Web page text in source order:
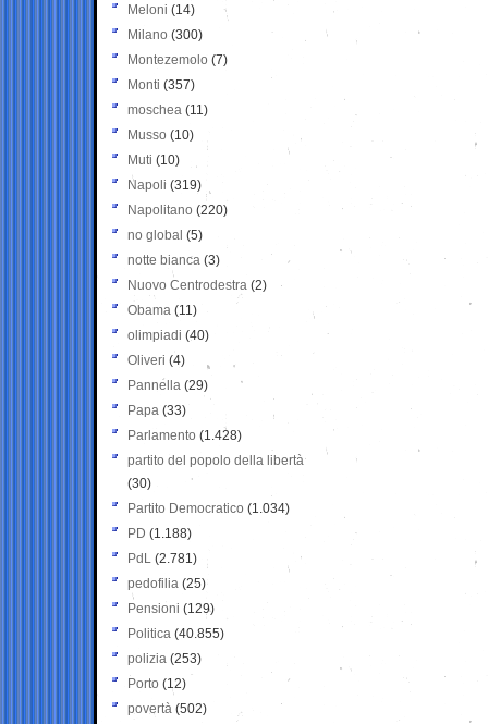
Meloni (14)
Milano (300)
Montezemolo (7)
Monti (357)
moschea (11)
Musso (10)
Muti (10)
Napoli (319)
Napolitano (220)
no global (5)
notte bianca (3)
Nuovo Centrodestra (2)
Obama (11)
olimpiadi (40)
Oliveri (4)
Pannella (29)
Papa (33)
Parlamento (1.428)
partito del popolo della libertà
(30)
Partito Democratico (1.034)
PD (1.188)
PdL (2.781)
pedofilia (25)
Pensioni (129)
Politica (40.855)
polizia (253)
Porto (12)
povertà (502)